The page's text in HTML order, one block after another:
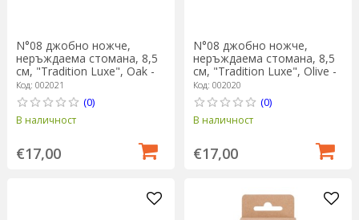
N°08 джобно ножче,
неръждаема стомана, 8,5
см, "Tradition Luxe", Oak -
Opinel
Код: 002021
(0)
В наличност
€17,00
N°08 джобно ножче,
неръждаема стомана, 8,5
см, "Tradition Luxe", Olive -
Opinel
Код: 002020
(0)
В наличност
€17,00